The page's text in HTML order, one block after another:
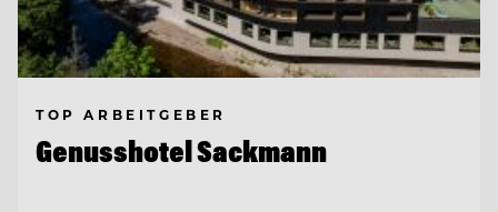
TOP ARBEITGEBER
Genusshotel Sackmann